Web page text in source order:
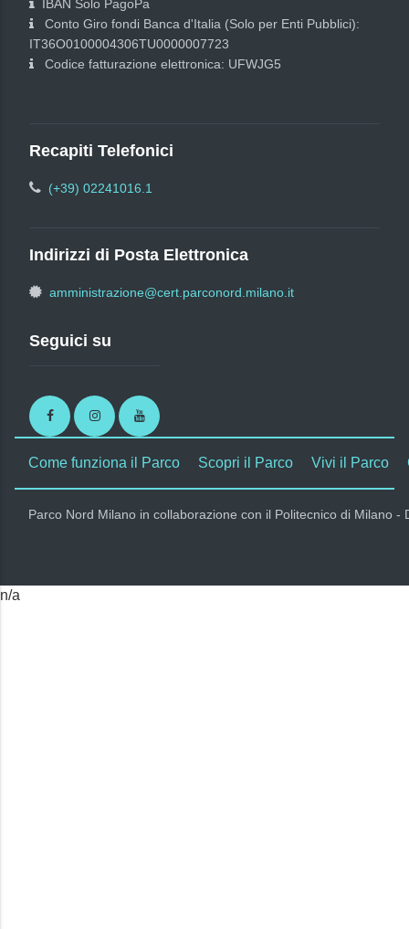
IBAN Solo PagoPa
Conto Giro fondi Banca d'Italia (Solo per Enti Pubblici):
IT36O0100004306TU0000007723
Codice fatturazione elettronica: UFWJG5
Recapiti Telefonici
(+39) 02241016.1
Indirizzi di Posta Elettronica
amministrazione@cert.parconord.milano.it
Seguici su
FacebookInstagramYoutube
Come funziona il Parco Scopri il Parco Vivi il Parco
Parco Nord Milano in collaborazione con il Politecnico di Milano
n/a